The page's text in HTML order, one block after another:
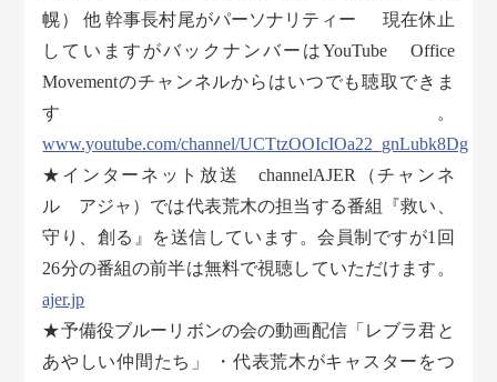
幌） 他 幹事長村尾がパーソナリティー 現在休止
していますがバックナンバーはYouTube Office
Movementのチャンネルからはいつでも聴取できま
す。
www.youtube.com/channel/UCTtzOOIcIOa22_gnLubk8Dg
★インターネット放送 channelAJER（チャンネ
ル アジャ）では代表荒木の担当する番組『救い、
守り、創る』を送信しています。会員制ですが1回
26分の番組の前半は無料で視聴していただけます。
ajer.jp
★予備役ブルーリボンの会の動画配信「レブラ君と
あやしい仲間たち」 ・代表荒木がキャスターをつ